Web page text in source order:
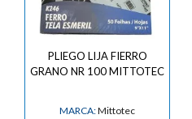
PLIEGO LIJA FIERRO
GRANO NR 100 MITTOTEC
MARCA:Mittotec